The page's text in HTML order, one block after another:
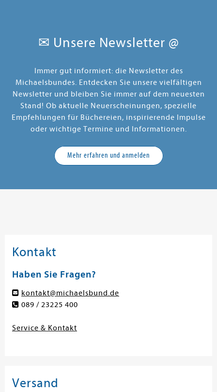
✉ Unsere Newsletter @
Immer gut informiert: die Newsletter des
Michaelsbundes. Entdecken Sie unsere vielfältigen
Newsletter und bleiben Sie immer auf dem neuesten
Stand! Ob aktuelle Neuerscheinungen, spezielle
Empfehlungen für Büchereien, inspirierende Impulse
oder wichtige Termine und Informationen.
Mehr erfahren und anmelden
Kontakt
Haben Sie Fragen?
kontakt@michaelsbund.de
089 / 23225 400
Service & Kontakt
Versand